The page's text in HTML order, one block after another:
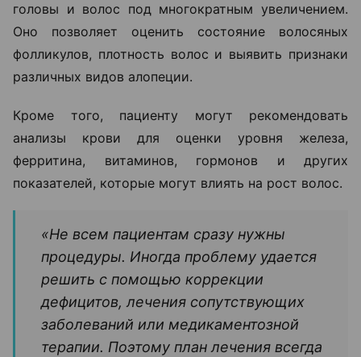
головы и волос под многократным увеличением.
Оно позволяет оценить состояние волосяных
фолликулов, плотность волос и выявить признаки
различных видов алопеции.
Кроме того, пациенту могут рекомендовать
анализы крови для оценки уровня железа,
ферритина, витаминов, гормонов и других
показателей, которые могут влиять на рост волос.
«Не всем пациентам сразу нужны
процедуры. Иногда проблему удается
решить с помощью коррекции
дефицитов, лечения сопутствующих
заболеваний или медикаментозной
терапии. Поэтому план лечения всегда